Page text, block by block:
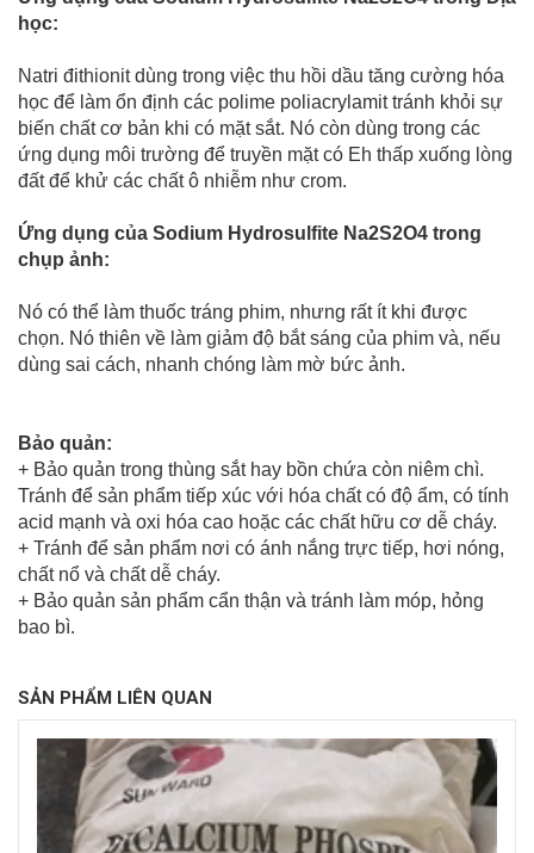
học:
Natri đithionit dùng trong việc thu hồi dầu tăng cường hóa
học để làm ổn định các polime poliacrylamit tránh khỏi sự
biến chất cơ bản khi có mặt sắt. Nó còn dùng trong các
ứng dụng môi trường để truyền mặt có Eh thấp xuống lòng
đất để khử các chất ô nhiễm như crom.
Ứng dụng của Sodium Hydrosulfite Na2S2O4 trong
chụp ảnh:
Nó có thể làm thuốc tráng phim, nhưng rất ít khi được
chọn. Nó thiên về làm giảm độ bắt sáng của phim và, nếu
dùng sai cách, nhanh chóng làm mờ bức ảnh.
Bảo quản:
+ Bảo quản trong thùng sắt hay bồn chứa còn niêm chì.
Tránh để sản phẩm tiếp xúc với hóa chất có độ ẩm, có tính
acid mạnh và oxi hóa cao hoặc các chất hữu cơ dễ cháy.
+ Tránh để sản phẩm nơi có ánh nắng trực tiếp, hơi nóng,
chất nổ và chất dễ cháy.
+ Bảo quản sản phẩm cẩn thận và tránh làm móp, hỏng
bao bì.
SẢN PHẨM LIÊN QUAN